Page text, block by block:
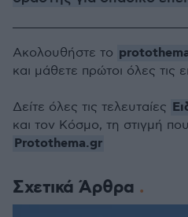
Σχετικά Άρθρα
Ακολουθήστε το
και μάθετε πρώτοι όλες τις
Δείτε όλες τις τελευταίες
και τον Κόσμο, τη στιγμή
Protothema.gr